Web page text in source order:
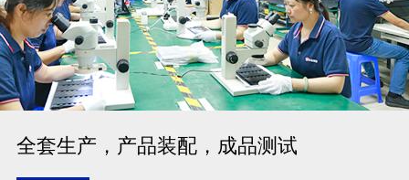
全套生产，产品装配，成品测试